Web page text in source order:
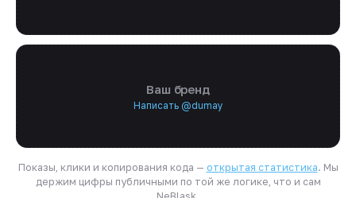
Ваш бренд
Написать @dumay
Показы, клики и копирования кода — открытая статистика. Мы
держим цифры публичными по той же логике, что и сам